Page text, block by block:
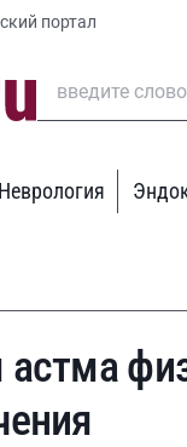
портал
Неврология
астма